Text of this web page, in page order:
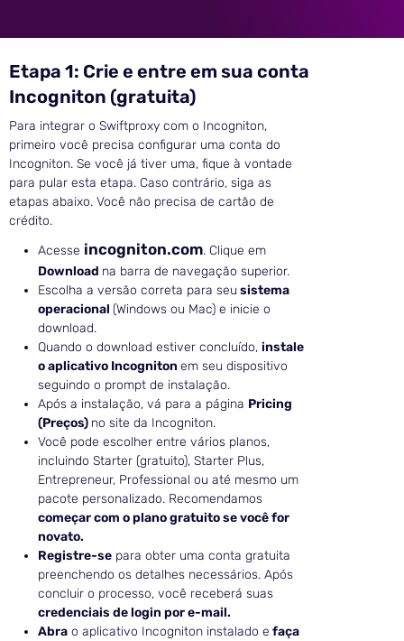
Etapa 1: Crie e entre em sua conta
Incogniton (gratuita)
Para integrar o Swiftproxy com o Incogniton,
primeiro você precisa configurar uma conta do
Incogniton. Se você já tiver uma, fique à vontade
para pular esta etapa. Caso contrário, siga as
etapas abaixo. Você não precisa de cartão de
crédito.
Acesse incogniton.com. Clique em
Download na barra de navegação superior.
Escolha a versão correta para seu sistema
operacional (Windows ou Mac) e inicie o
download.
Quando o download estiver concluído, instale
o aplicativo Incogniton em seu dispositivo
seguindo o prompt de instalação.
Após a instalação, vá para a página Pricing
(Preços) no site da Incogniton.
Você pode escolher entre vários planos,
incluindo Starter (gratuito), Starter Plus,
Entrepreneur, Professional ou até mesmo um
pacote personalizado. Recomendamos
começar com o plano gratuito se você for
novato.
Registre-se para obter uma conta gratuita
preenchendo os detalhes necessários. Após
concluir o processo, você receberá suas
credenciais de login por e-mail.
Abra o aplicativo Incogniton instalado e faça